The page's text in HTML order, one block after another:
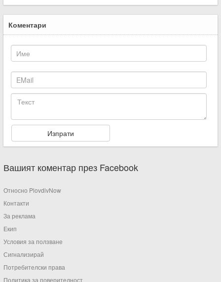
Коментари
Вашият коментар през Facebook
Относно PlovdivNow
Контакти
За реклама
Екип
Условия за ползване
Сигнализирай
Потребителски права
Политика за поверителност